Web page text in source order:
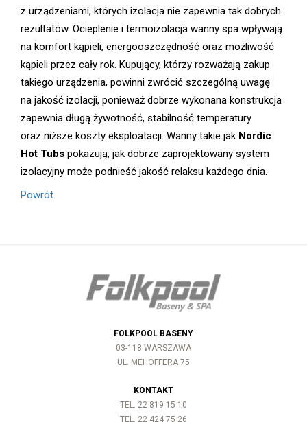
z urządzeniami, których izolacja nie zapewnia tak dobrych
rezultatów. Ocieplenie i termoizolacja wanny spa wpływają
na komfort kąpieli, energooszczędność oraz możliwość
kąpieli przez cały rok. Kupujący, którzy rozważają zakup
takiego urządzenia, powinni zwrócić szczególną uwagę
na jakość izolacji, ponieważ dobrze wykonana konstrukcja
zapewnia długą żywotność, stabilność temperatury
oraz niższe koszty eksploatacji. Wanny takie jak Nordic
Hot Tubs pokazują, jak dobrze zaprojektowany system
izolacyjny może podnieść jakość relaksu każdego dnia.
Powrót
FOLKPOOL BASENY
03-118 WARSZAWA
UL. MEHOFFERA 75
KONTAKT
TEL. 22 819 15 10
TEL. 22 424 75 26